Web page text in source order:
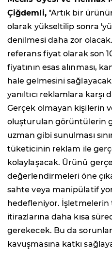
Çiğdemli,"Artık bir
olarak yükseltilip sonra
denilmesi daha zor
referans fiyat olarak son
fiyatının esas alınması,
hale gelmesini
yanıltıcı reklamlara
Gerçek olmayan kişilerin
oluşturulan görüntülerin
uzman gibi sunulması
tüketicinin reklam ile
kolaylaşacak. Ürünü
değerlendirmeleri öne
sahte veya manipülatif
hedefleniyor.
itirazlarına daha kısa
gerekecek. Bu da
kavuşmasına katkı